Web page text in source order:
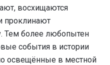
восхищаются
проклинают
Тем более любопытен
события в истории
освещённые в местной